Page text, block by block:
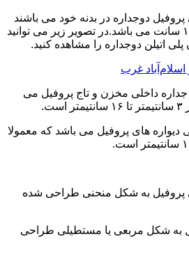
دوجداره در بدنه خود می باشند
که ارتفاع پروفیل حداقل ۱۰ سانت می باشد.در تصویر زیر می توانید
اتیلن دوجداره را مشاهده کنید.
غرب
جداره داخلی مخزن و تاج پروفیل می
های پروفیل می باشد که معمولا
پروفیل به شکل منحنی طراحی شده
به شکل مربعی یا مستطیلی طراحی